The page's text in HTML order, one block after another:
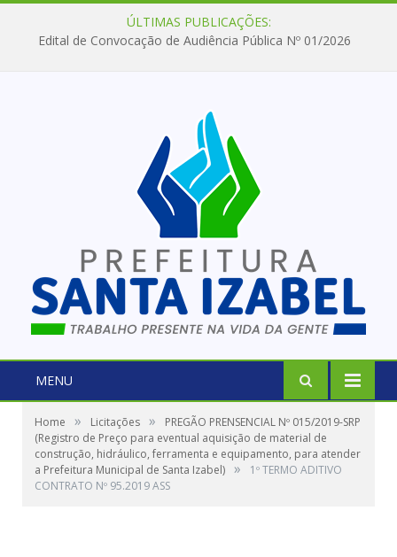
ÚLTIMAS PUBLICAÇÕES:
Edital de Convocação de Audiência Pública Nº 01/2026
MENU
Home » Licitações »
PREGÃO PRENSENCIAL Nº 015/2019-SRP
(Registro de Preço para eventual aquisição de material de
construção, hidráulico, ferramenta e equipamento, para atender
a Prefeitura Municipal de Santa Izabel) »
1º TERMO ADITIVO
CONTRATO Nº 95.2019 ASS